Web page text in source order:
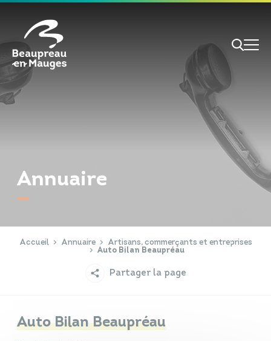
RECHERCHE
Annuaire
Accueil Annuaire
Artisans, commerçants et entreprises
Auto Bilan Beaupréau
Partager la page
Auto Bilan Beaupréau
Cookies management panel